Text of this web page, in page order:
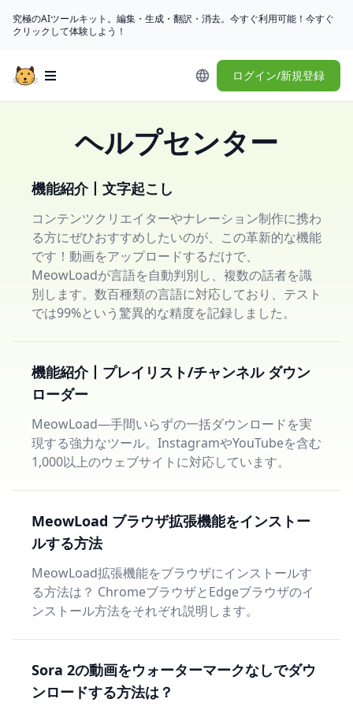
究極のAIツールキット。編集・生成・翻訳・消去。今すぐ利用可能！今すぐ
クリックして体験しよう！
Open main menu ログイン/新規登録
ヘルプセンター
機能紹介丨文字起こし
コンテンツクリエイターやナレーション制作に携わ
る方にぜひおすすめしたいのが、この革新的な機能
です！動画をアップロードするだけで、
MeowLoadが言語を自動判別し、複数の話者を識
別します。数百種類の言語に対応しており、テスト
では99%という驚異的な精度を記録しました。
機能紹介丨プレイリスト/チャンネル ダウン
ローダー
MeowLoad—手間いらずの一括ダウンロードを実
現する強力なツール。InstagramやYouTubeを含む
1,000以上のウェブサイトに対応しています。
MeowLoad ブラウザ拡張機能をインストー
ルする方法
MeowLoad拡張機能をブラウザにインストールす
る方法は？ ChromeブラウザとEdgeブラウザのイ
ンストール方法をそれぞれ説明します。
Sora 2の動画をウォーターマークなしでダウ
ンロードする方法は？